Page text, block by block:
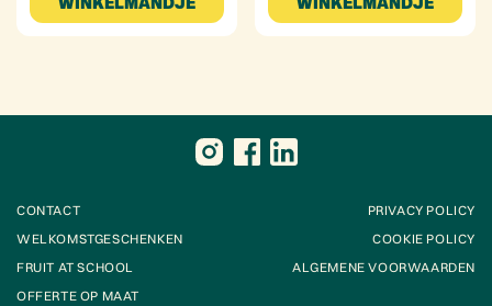
CONTACT
WELKOMSTGESCHENKEN
FRUIT AT SCHOOL
OFFERTE OP MAAT
PRIVACY POLICY
COOKIE POLICY
ALGEMENE VOORWAARDEN